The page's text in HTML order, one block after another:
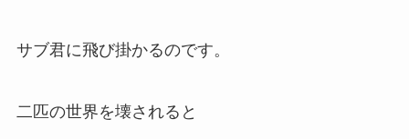
サブ君に飛び掛かるのです。
二匹の世界を壊されると